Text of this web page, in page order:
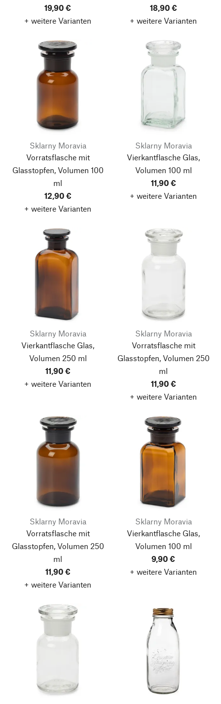
19,90 €
+ weitere Varianten
18,90 €
+ weitere Varianten
Sklarny Moravia
Vorratsflasche mit
Glasstopfen, Volumen 100
ml
12,90 €
+ weitere Varianten
Sklarny Moravia
Vierkantflasche Glas,
Volumen 100 ml
11,90 €
+ weitere Varianten
Sklarny Moravia
Vierkantflasche Glas,
Volumen 250 ml
11,90 €
+ weitere Varianten
Sklarny Moravia
Vorratsflasche mit
Glasstopfen, Volumen 250
ml
11,90 €
+ weitere Varianten
Sklarny Moravia
Vorratsflasche mit
Glasstopfen, Volumen 250
ml
11,90 €
+ weitere Varianten
Sklarny Moravia
Vierkantflasche Glas,
Volumen 100 ml
9,90 €
+ weitere Varianten